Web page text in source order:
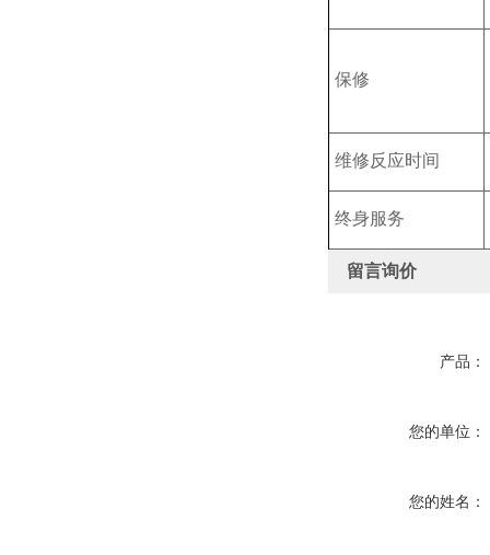
保修
维修反应时间
终身服务
留言询价
产品：
您的单位：
您的姓名：